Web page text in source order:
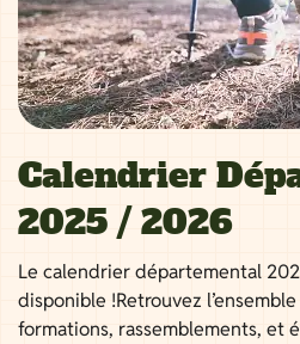
Calendrier
2025 / 2026
Le calendrier départemental
disponible !Retrouvez
formations, rassemblements, et